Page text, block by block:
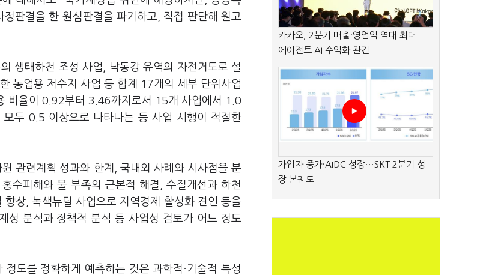
판결을 한 원심판결을 파기하고, 직접 판단해 원고
생태하천 조성 사업, 낙동강 유역의 자전거도로 설
농업용 저수지 사업 등 합계 17개의 세부 단위사업
비율이 0.92부터 3.46까지로서 15개 사업에서 1.0
두 0.5 이상으로 나타나는 등 사업 시행이 적절한
관련계획 성과와 한계, 국내외 사례와 시사점을 분
수피해와 물 부족의 근본적 해결, 수질개선과 하천
상, 녹색뉴딜 사업으로 지역경제 활성화 견인 등을
성 분석과 정책적 분석 등 사업성 검토가 어느 정도
도를 정확하게 예측하는 것은 과학적·기술적 특성
카카오, 2분기 매출·영업익 역대 최대…
에이전트 AI 수익화 관건
가입자 증가·AIDC 성장…SKT 2분기 성
장 본궤도